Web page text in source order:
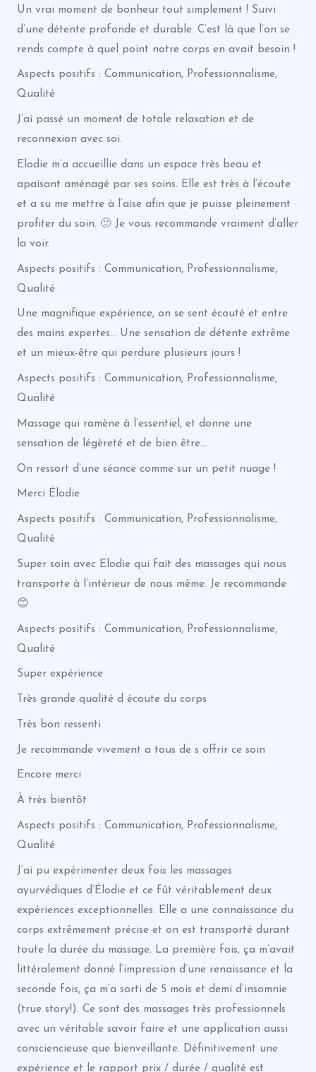
Un vrai moment de bonheur tout simplement ! Suivi
d’une détente profonde et durable. C’est là que l’on se
rends compte à quel point notre corps en avait besoin !
Aspects positifs : Communication, Professionnalisme,
Qualité
J’ai passé un moment de totale relaxation et de
reconnexion avec soi.
Elodie m’a accueillie dans un espace très beau et
apaisant aménagé par ses soins. Elle est très à l’écoute
et a su me mettre à l’aise afin que je puisse pleinement
profiter du soin. 🙂 Je vous recommande vraiment d’aller
la voir.
Aspects positifs : Communication, Professionnalisme,
Qualité
Une magnifique expérience, on se sent écouté et entre
des mains expertes… Une sensation de détente extrême
et un mieux-être qui perdure plusieurs jours !
Aspects positifs : Communication, Professionnalisme,
Qualité
Massage qui ramène à l’essentiel, et donne une
sensation de légèreté et de bien être…
On ressort d’une séance comme sur un petit nuage !
Merci Élodie
Aspects positifs : Communication, Professionnalisme,
Qualité
Super soin avec Elodie qui fait des massages qui nous
transporte à l’intérieur de nous même. Je recommande
😊
Aspects positifs : Communication, Professionnalisme,
Qualité
Super expérience
Très grande qualité d écoute du corps
Très bon ressenti
Je recommande vivement a tous de s offrir ce soin
Encore merci
À très bientôt
Aspects positifs : Communication, Professionnalisme,
Qualité
J’ai pu expérimenter deux fois les massages
ayurvédiques d’Élodie et ce fût véritablement deux
expériences exceptionnelles. Elle a une connaissance du
corps extrêmement précise et on est transporté durant
toute la durée du massage. La première fois, ça m’avait
littéralement donné l’impression d’une renaissance et la
seconde fois, ça m’a sorti de 5 mois et demi d’insomnie
(true story!). Ce sont des massages très professionnels
avec un véritable savoir faire et une application aussi
consciencieuse que bienveillante. Définitivement une
expérience et le rapport prix / durée / qualité est